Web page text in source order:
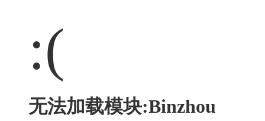
:(
无法加载模块:Binzhou